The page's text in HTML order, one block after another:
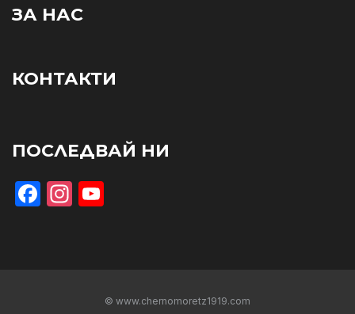
ЗА НАС
КОНТАКТИ
ПОСЛЕДВАЙ НИ
Facebook
Instagram
© www.chernomoretz1919.com